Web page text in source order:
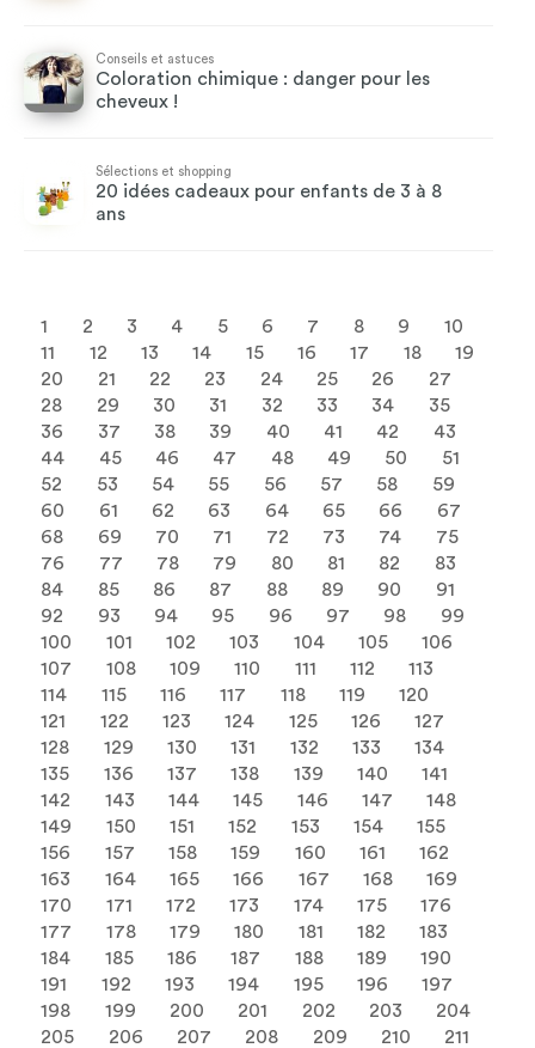
Conseils et astuces
Coloration chimique : danger pour les
cheveux !
Sélections et shopping
20 idées cadeaux pour enfants de 3 à 8
ans
1 2 3 4 5 6 7 8 9
10
11
12 13 14 15 16 17 18
19
20
21 22 23 24 25 26
27
28
29 30 31 32 33 34
35
36
37 38 39 40 41 42
43
44
45 46 47 48 49 50
51
52
53 54 55 56 57 58
59
60
61 62 63 64 65 66
67
68
69 70 71 72 73 74
75
76
77 78 79 80 81 82
83
84
85 86 87 88 89 90
91
92
93 94 95 96 97 98
99
100
101 102 103 104 105
106
107
108 109 110 111 112
113
114
115 116 117 118 119
120
121
122 123 124 125 126
127
128
129 130 131 132 133
134
135
136 137 138 139 140
141
142
143 144 145 146 147
148
149
150 151 152 153 154
155
156
157 158 159 160 161
162
163
164 165 166 167 168
169
170
171 172 173 174 175
176
177
178 179 180 181 182
183
184
185 186 187 188 189
190
191
192 193 194 195 196
197
198
199 200 201 202 203
204
205
206 207 208 209 210
211